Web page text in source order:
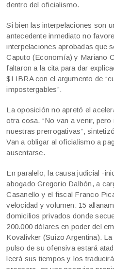
dentro del oficialismo.
Si bien las interpelaciones son
antecedente inmediato no
interpelaciones aprobadas que
Caputo (Economía) y Mariano
faltaron a la cita para dar
$LIBRA con el argumento de
impostergables”.
La oposición no apretó el
otra cosa. “No van a venir,
nuestras prerrogativas”,
Van a obligar al oficialismo a
ausentarse.
En paralelo, la causa judicial -
abogado Gregorio Dalbón, a
Casanello y el fiscal Franco
velocidad y volumen: 15
domicilios privados donde
200.000 dólares en poder del
Kovalivker (Suizo Argentina).
pulso de su ofensiva estará
leerá sus tiempos y los